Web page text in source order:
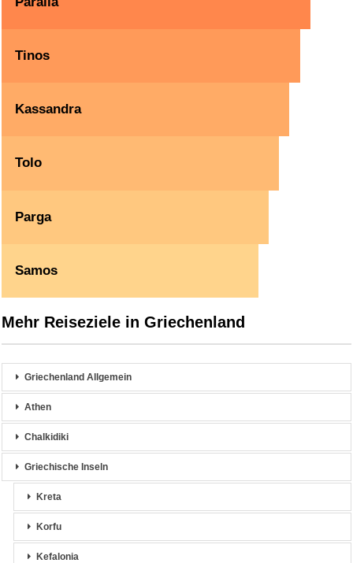
Tinos
Kassandra
Tolo
Parga
Samos
Mehr Reiseziele in Griechenland
Griechenland Allgemein
Athen
Chalkidiki
Griechische Inseln
Kreta
Korfu
Kefalonia